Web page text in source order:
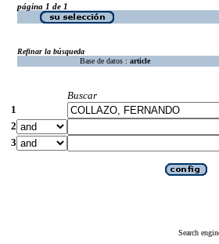
página 1 de 1
Refinar la búsqueda
Base de datos : article
Buscar
1
2
3
Search